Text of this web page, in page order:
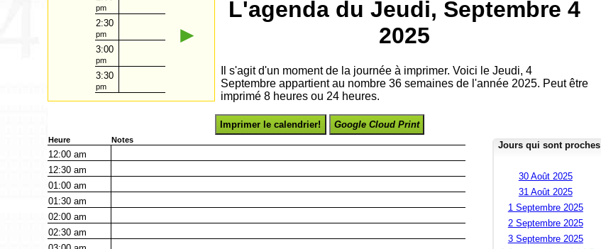
pm
2:30
pm
3:00
pm
3:30
pm
►
L'agenda du Jeudi, Septembre 4
2025
Il s'agit d'un moment de la journée à imprimer. Voici le Jeudi, 4
Septembre appartient au nombre 36 semaines de l'année 2025. Peut être
imprimé 8 heures ou 24 heures.
Imprimer le calendrier! Google Cloud Print
Heure Notes
12:00am
12:30am
01:00am
01:30am
02:00am
02:30am
Jours qui sont proches
30 Août 2025
31 Août 2025
1 Septembre 2025
2 Septembre 2025
3 Septembre 2025